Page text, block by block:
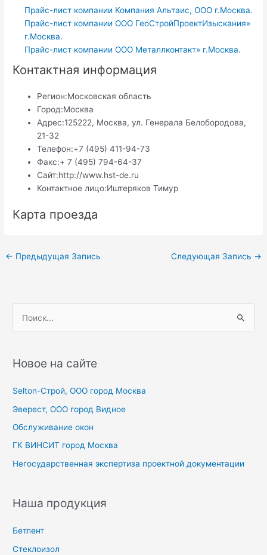
Прайс-лист компании Компания Альтаис, ООО г.Москва.
Прайс-лист компании ООО ГеоСтройПроектИзыскания»
г.Москва.
Прайс-лист компании ООО Металлконтакт» г.Москва.
Контактная информация
Регион:Московская область
Город:Москва
Адрес:125222, Москва, ул. Генерала Белобородова,
21-32
Телефон:+7 (495) 411-94-73
Факс:+ 7 (495) 794-64-37
Сайт:http://www.hst-de.ru
Контактное лицо:Иштеряков Тимур
Карта проезда
Навигация
← Предыдущая Запись Следующая Запись →
с
:
Новое на сайте
Selton-Строй, OOO город Москва
Эверест, ООО город Видное
Обслуживание окон
ГК ВИНСИТ город Москва
Негосударственная экспертиза проектной документации
Наша продукция
Бетлент
Стеклоизол